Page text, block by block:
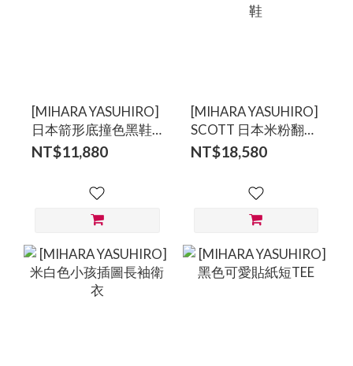
[MIHARA YASUHIRO]
日本箭形底撞色黑鞋
跟白色休閒溶解鞋-男
NT$11,880
[MIHARA YASUHIRO]
SCOTT 日本米粉翻蓋
式鞋舌厚底跑步溶解
NT$18,580